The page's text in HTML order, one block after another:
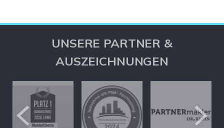
UNSERE PARTNER &
AUSZEICHNUNGEN